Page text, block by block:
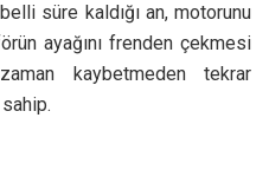
süre kaldığı an, motorunu
ayağını frenden çekmesi
kaybetmeden tekrar